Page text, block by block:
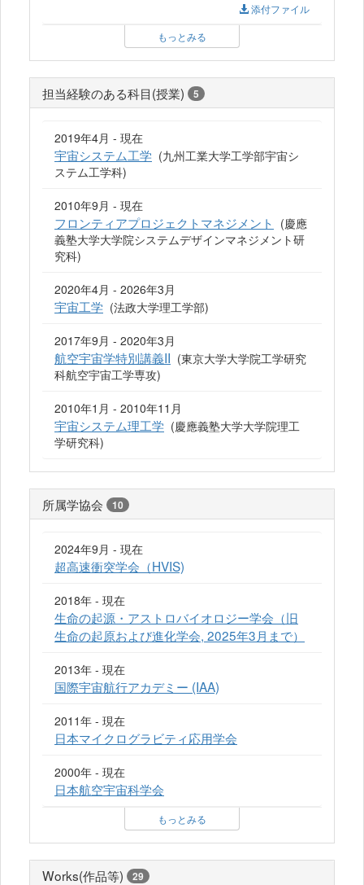
添付ファイル
もっとみる
担当経験のある科目(授業) 5
2019年4月 - 現在
宇宙システム工学 (九州工業大学工学部宇宙シ
ステム工学科)
2010年9月 - 現在
フロンティアプロジェクトマネジメント (慶應
義塾大学大学院システムデザインマネジメント研
究科)
2020年4月 - 2026年3月
宇宙工学 (法政大学理工学部)
2017年9月 - 2020年3月
航空宇宙学特別講義II (東京大学大学院工学研究
科航空宇宙工学専攻)
2010年1月 - 2010年11月
宇宙システム理工学 (慶應義塾大学大学院理工
学研究科)
所属学協会 10
2024年9月 - 現在
超高速衝突学会（HVIS)
2018年 - 現在
生命の起源・アストロバイオロジー学会（旧
生命の起原および進化学会, 2025年3月まで）
2013年 - 現在
国際宇宙航行アカデミー (IAA)
2011年 - 現在
日本マイクログラビティ応用学会
2000年 - 現在
日本航空宇宙科学会
もっとみる
Works(作品等) 29